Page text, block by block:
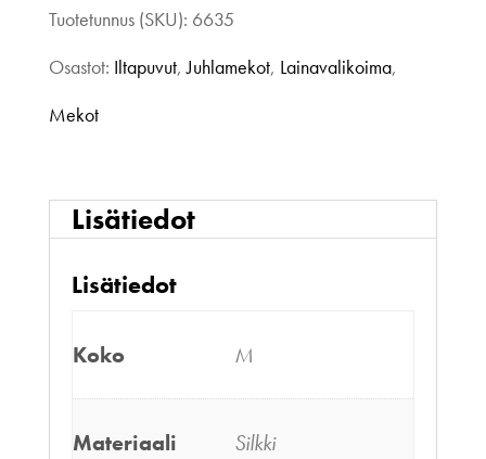
M
määrä
Tuotetunnus (SKU): 6635
Osastot: Iltapuvut,Juhlamekot, Lainavalikoima,
Mekot
Lisätiedot
Lisätiedot
Koko M
Materiaali Silkki